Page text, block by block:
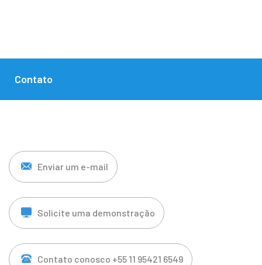
Contato
Enviar um e-mail
Solicite uma demonstração
Contato conosco +55 11 95421 6549